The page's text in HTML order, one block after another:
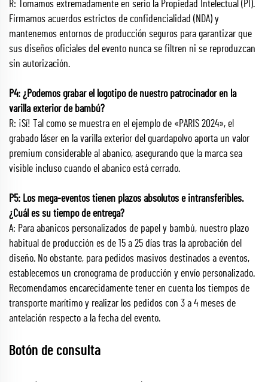
R: Tomamos extremadamente en serio la Propiedad Intelectual (PI).
Firmamos acuerdos estrictos de confidencialidad (NDA) y
mantenemos entornos de producción seguros para garantizar que
sus diseños oficiales del evento nunca se filtren ni se reproduzcan
sin autorización.
P4: ¿Podemos grabar el logotipo de nuestro patrocinador en la
varilla exterior de bambú?
R: ¡Sí! Tal como se muestra en el ejemplo de «PARIS 2024», el
grabado láser en la varilla exterior del guardapolvo aporta un valor
premium considerable al abanico, asegurando que la marca sea
visible incluso cuando el abanico está cerrado.
P5: Los mega-eventos tienen plazos absolutos e intransferibles.
¿Cuál es su tiempo de entrega?
A: Para abanicos personalizados de papel y bambú, nuestro plazo
habitual de producción es de 15 a 25 días tras la aprobación del
diseño. No obstante, para pedidos masivos destinados a eventos,
establecemos un cronograma de producción y envío personalizado.
Recomendamos encarecidamente tener en cuenta los tiempos de
transporte marítimo y realizar los pedidos con 3 a 4 meses de
antelación respecto a la fecha del evento.
Botón de consulta